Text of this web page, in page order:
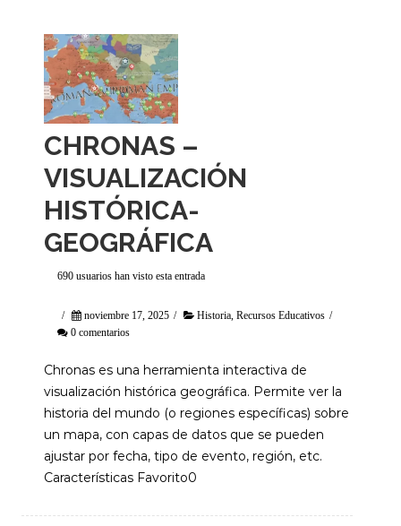
CHRONAS –
VISUALIZACIÓN
HISTÓRICA-
GEOGRÁFICA
690 usuarios han visto esta entrada
/ noviembre 17, 2025 / Historia Recursos Educativos /
0 comentarios
Chronas es una herramienta interactiva de
visualización histórica geográfica. Permite ver la
historia del mundo (o regiones específicas) sobre
un mapa, con capas de datos que se pueden
ajustar por fecha, tipo de evento, región, etc.
Características Favorito0